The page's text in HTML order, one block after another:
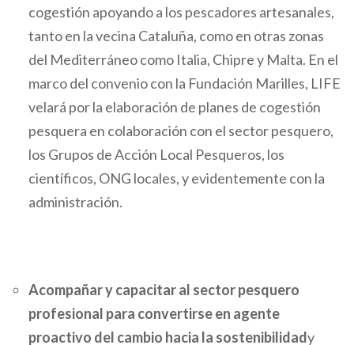
cogestión apoyando a los pescadores artesanales,
tanto en la vecina Cataluña, como en otras zonas
del Mediterráneo como Italia, Chipre y Malta. En el
marco del convenio con la Fundación Marilles, LIFE
velará por la elaboración de planes de cogestión
pesquera en colaboración con el sector pesquero,
los Grupos de Acción Local Pesqueros, los
científicos, ONG locales, y evidentemente con la
administración.
Acompañar y capacitar al sector pesquero
profesional para convertirse en agente
proactivo del cambio hacia la sostenibilidady